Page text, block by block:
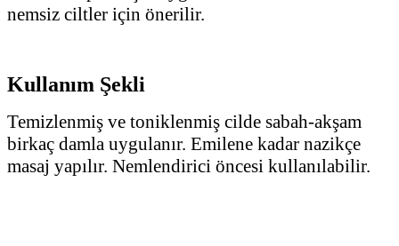
nemsiz ciltler için önerilir.
Kullanım Şekli
Temizlenmiş ve toniklenmiş cilde sabah-akşam
birkaç damla uygulanır. Emilene kadar nazikçe
masaj yapılır. Nemlendirici öncesi kullanılabilir.